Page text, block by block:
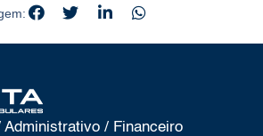
Administrativo / Financeiro